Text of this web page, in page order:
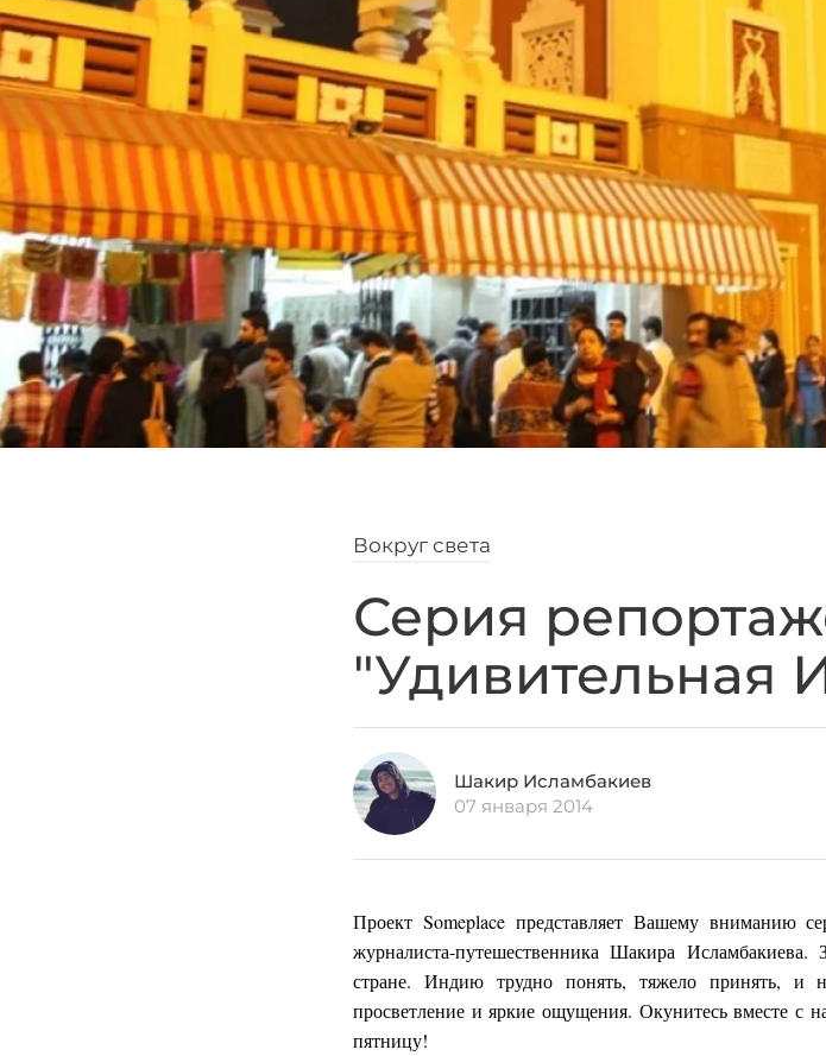
Вокруг света
Серия
"Удивительная
Шакир Исламбакиев
07 января 2014
Проект Someplace представляет Вашему вниманию
журналиста-путешественника Шакира Исламбакиева.
стране. Индию трудно понять, тяжело принять, и
просветление и яркие ощущения. Окунитесь вместе
пятницу!